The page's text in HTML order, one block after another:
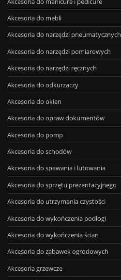
Akcesoria do mebli
Akcesoria do narzędzi pneumatycznych
Akcesoria do narzędzi pomiarowych
Akcesoria do narzędzi ręcznych
Akcesoria do odkurzaczy
Akcesoria do okien
Akcesoria do opraw dokumentów
Akcesoria do pomp
Akcesoria do schodów
Akcesoria do spawania i lutowania
Akcesoria do sprzętu prezentacyjnego
Akcesoria do utrzymania czystości
Akcesoria do wykończenia podłogi
Akcesoria do wykończenia ścian
Akcesoria do zabawek ogrodowych
Akcesoria grzewcze